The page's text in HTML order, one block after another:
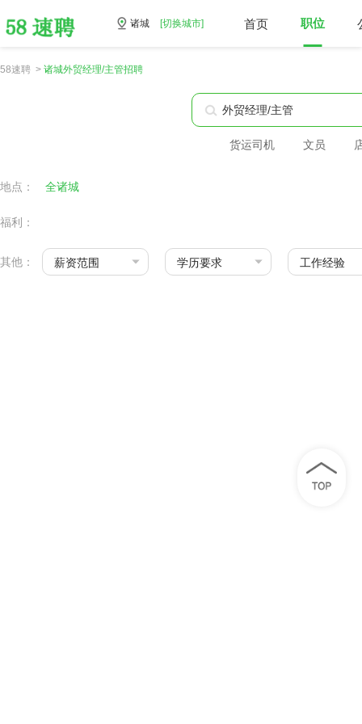
诸城 [切换城市] 首页 职位
58速聘 > 诸城外贸经理/主管招聘
货运司机 文员
地点： 全诸城
福利：
其他： 薪资范围 学历要求 工作经验